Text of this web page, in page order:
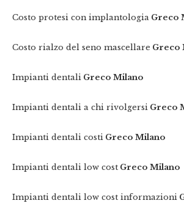
Costo protesi con implantologia Greco
Costo rialzo del seno mascellare Greco
Impianti dentali Greco Milano
Impianti dentali a chi rivolgersi Greco
Impianti dentali costi Greco Milano
Impianti dentali low cost Greco Milano
Impianti dentali low cost informazioni